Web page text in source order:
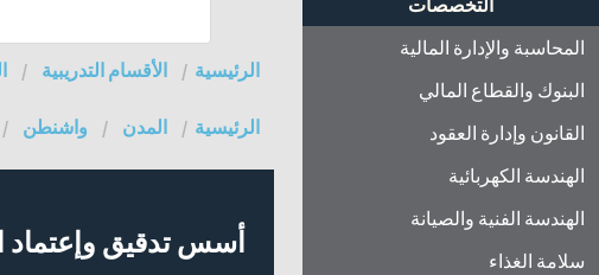
التخصصات
المحاسبة والإدارة المالية
البنوك والقطاع المالي
القانون وإدارة العقود
الهندسة الكهربائية
الهندسة الفنية والصيانة
سلامة الغذاء
الرئيسية الأقسام التدريبية
الرئيسية المدن واشنطن
أسس تدقيق